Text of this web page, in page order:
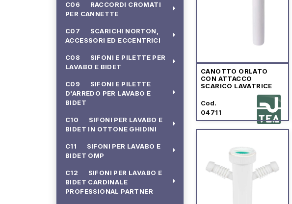
C06 RACCORDI CROMATI
PER CANNETTE
arrow_right
C07 SCARICHI NORTON,
ACCESSORI ED ECCENTRICI
arrow_right
C08 SIFONI E PILETTE PER
LAVABO E BIDET
arrow_right
C09 SIFONI E PILETTE
D'ARREDO PER LAVABO E
BIDET
arrow_right
C10 SIFONI PER LAVABO E
BIDET IN OTTONE GHIDINI
arrow_right
C11 SIFONI PER LAVABO E
BIDET OMP
arrow_right
C12 SIFONI PER LAVABO E
BIDET CARDINALE
PROFESSIONAL PARTNER
arrow_right
CANOTTO ORLATO
CON ATTACCO
SCARICO LAVATRICE
Cod.
04711